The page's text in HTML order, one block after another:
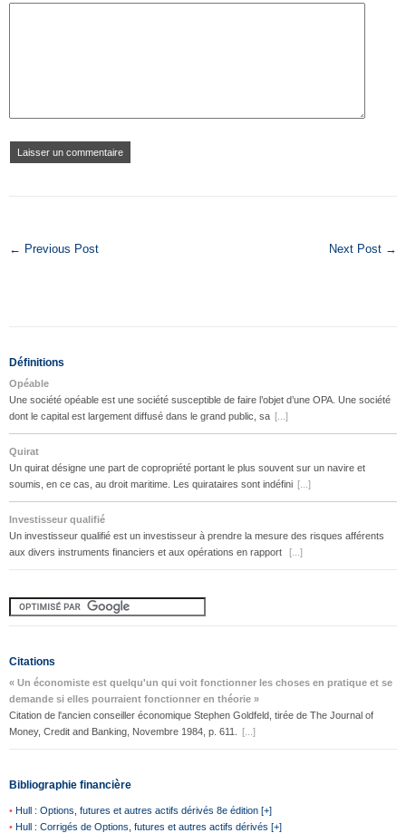
← Previous Post Next Post →
Définitions
Opéable
Une société opéable est une société susceptible de faire l’objet d’une OPA. Une société
dont le capital est largement diffusé dans le grand public, sa [...]
Quirat
Un quirat désigne une part de copropriété portant le plus souvent sur un navire et
soumis, en ce cas, au droit maritime. Les quirataires sont indéfini [...]
Investisseur qualifié
Un investisseur qualifié est un investisseur à prendre la mesure des risques afférents
aux divers instruments financiers et aux opérations en rapport
[...]
Citations
« Un économiste est quelqu'un qui voit fonctionner les choses en pratique et se
demande si elles pourraient fonctionner en théorie »
Citation de l'ancien conseiller économique Stephen Goldfeld, tirée de The Journal of
Money, Credit and Banking, Novembre 1984, p. 611.
[...]
Bibliographie financière
• Hull : Options, futures et autres actifs dérivés 8e édition [+]
• Hull : Corrigés de Options, futures et autres actifs dérivés [+]